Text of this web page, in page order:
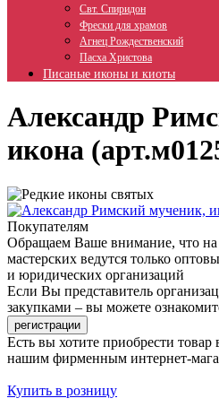
Свт. Спиридон
Фрески для храмов
Агнец Рождественский
Пасха Христова
Писаные иконы и киоты
Александр
икона
Покупателям
Обращаем Ваше внимание, что на
мастерских ведутся только
и юридических организаций
Если Вы представитель
закупками – вы можете
Есть вы хотите приобрести товар
нашим фирменным интернет-
Купить в розницу